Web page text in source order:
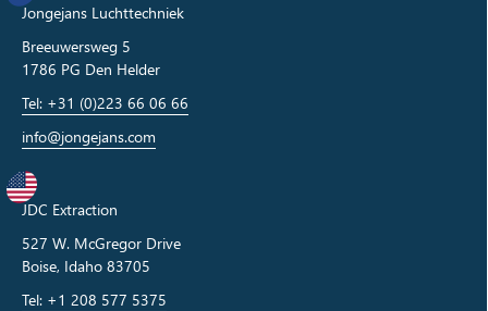
Jongejans Luchttechniek
Breeuwersweg 5
1786 PG Den Helder
Tel: +31 (0)223 66 06 66
info@jongejans.com
JDC Extraction
527 W. McGregor Drive
Boise, Idaho 83705
Tel: +1 208 577 5375